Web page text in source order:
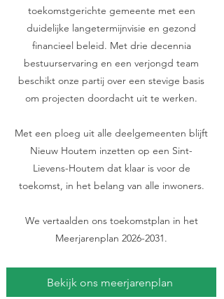
toekomstgerichte gemeente met een
duidelijke langetermijnvisie en gezond
financieel beleid. Met drie decennia
bestuurservaring en een verjongd team
beschikt onze partij over een stevige basis
om projecten doordacht uit te werken.
Met een ploeg uit alle deelgemeenten blijft
Nieuw Houtem inzetten op een Sint-
Lievens-Houtem dat klaar is voor de
toekomst, in het belang van alle inwoners.
We vertaalden ons toekomstplan in het
Meerjarenplan 2026-2031.
Bekijk ons meerjarenplan